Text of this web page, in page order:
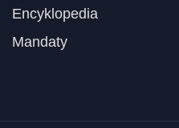
Encyklopedia
Mandaty